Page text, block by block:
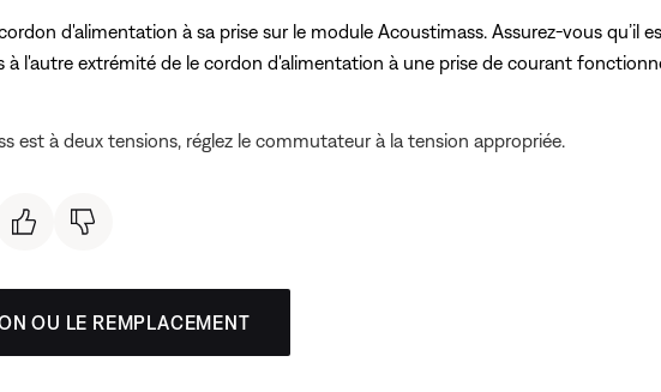
d'alimentation à sa prise sur le module Acoustimass. Assurez-vous qu’il
à l'autre extrémité de le cordon d'alimentation à une prise de courant
est à deux tensions, réglez le commutateur à la tension appropriée.
OU LE REMPLACEMENT